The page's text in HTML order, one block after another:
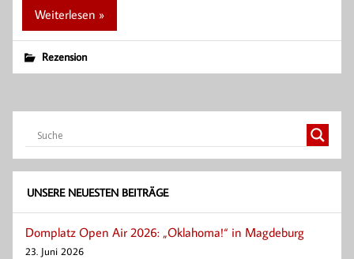
Weiterlesen »
Rezension
UNSERE NEUESTEN BEITRÄGE
Domplatz Open Air 2026: „Oklahoma!“ in Magdeburg
23. Juni 2026